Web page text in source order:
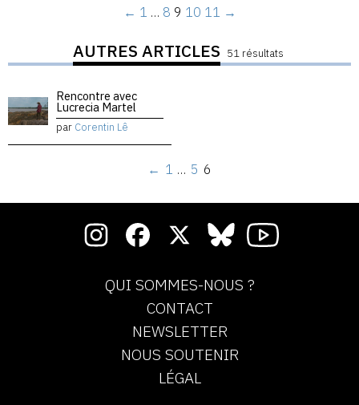
← 1 … 8 9 10 11 →
AUTRES ARTICLES 51 résultats
Rencontre avec
Lucrecia Martel
par Corentin Lê
← 1 … 5 6
QUI SOMMES-NOUS ?
CONTACT
NEWSLETTER
NOUS SOUTENIR
LÉGAL